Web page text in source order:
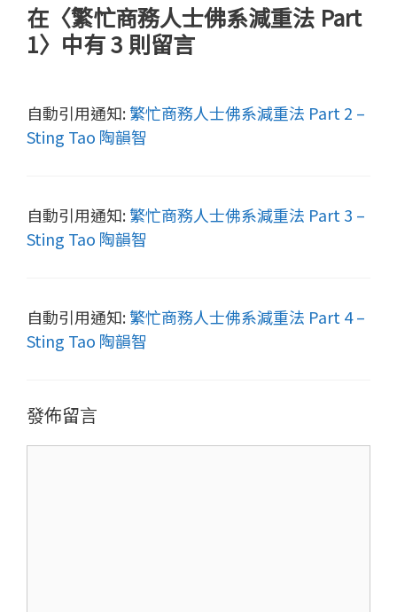
在〈繁忙商務人士佛系減重法 Part
1〉中有 3 則留言
自動引用通知: 繁忙商務人士佛系減重法 Part 2 –
Sting Tao 陶韻智
自動引用通知: 繁忙商務人士佛系減重法 Part 3 –
Sting Tao 陶韻智
自動引用通知: 繁忙商務人士佛系減重法 Part 4 –
Sting Tao 陶韻智
發佈留言